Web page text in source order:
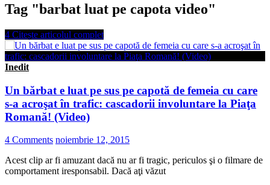
Tag "barbat luat pe capota video"
4 Citește articolul complet
Inedit
Un bărbat e luat pe sus pe capotă de femeia cu care
s-a acroşat în trafic: cascadorii involuntare la Piaţa
Romană! (Video)
4 Comments noiembrie 12, 2015
Acest clip ar fi amuzant dacă nu ar fi tragic, periculos şi o filmare de
comportament iresponsabil. Dacă aţi văzut